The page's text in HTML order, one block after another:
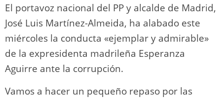
k
El portavoz nacional del PP y alcalde de Madrid,
José Luis Martínez-Almeida, ha alabado este
miércoles la conducta «ejemplar y admirable»
de la expresidenta madrileña Esperanza
Aguirre ante la corrupción.
Vamos a hacer un pequeño repaso por las